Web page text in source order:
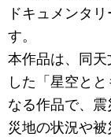
ドキュメンタ
す。
本作品は、同
した「星空と
なる作品で、
災地の状況や